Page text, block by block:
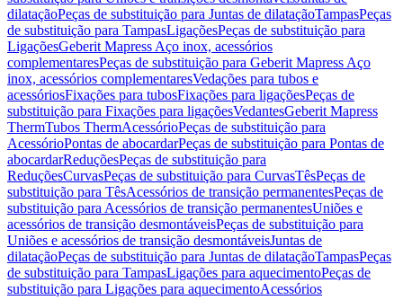
dilataçãoPeças de substituição para Juntas de dilataçãoTampasPeças
de substituição para TampasLigaçõesPeças de substituição para
LigaçõesGeberit Mapress Aço inox, acessórios
complementaresPeças de substituição para Geberit Mapress Aço
inox, acessórios complementaresVedações para tubos e
acessóriosFixações para tubosFixações para ligaçõesPeças de
substituição para Fixações para ligaçõesVedantesGeberit Mapress
ThermTubos ThermAcessórioPeças de substituição para
AcessórioPontas de abocardarPeças de substituição para Pontas de
abocardarReduçõesPeças de substituição para
ReduçõesCurvasPeças de substituição para CurvasTêsPeças de
substituição para TêsAcessórios de transição permanentesPeças de
substituição para Acessórios de transição permanentesUniões e
acessórios de transição desmontáveisPeças de substituição para
Uniões e acessórios de transição desmontáveisJuntas de
dilataçãoPeças de substituição para Juntas de dilataçãoTampasPeças
de substituição para TampasLigações para aquecimentoPeças de
substituição para Ligações para aquecimentoAcessórios